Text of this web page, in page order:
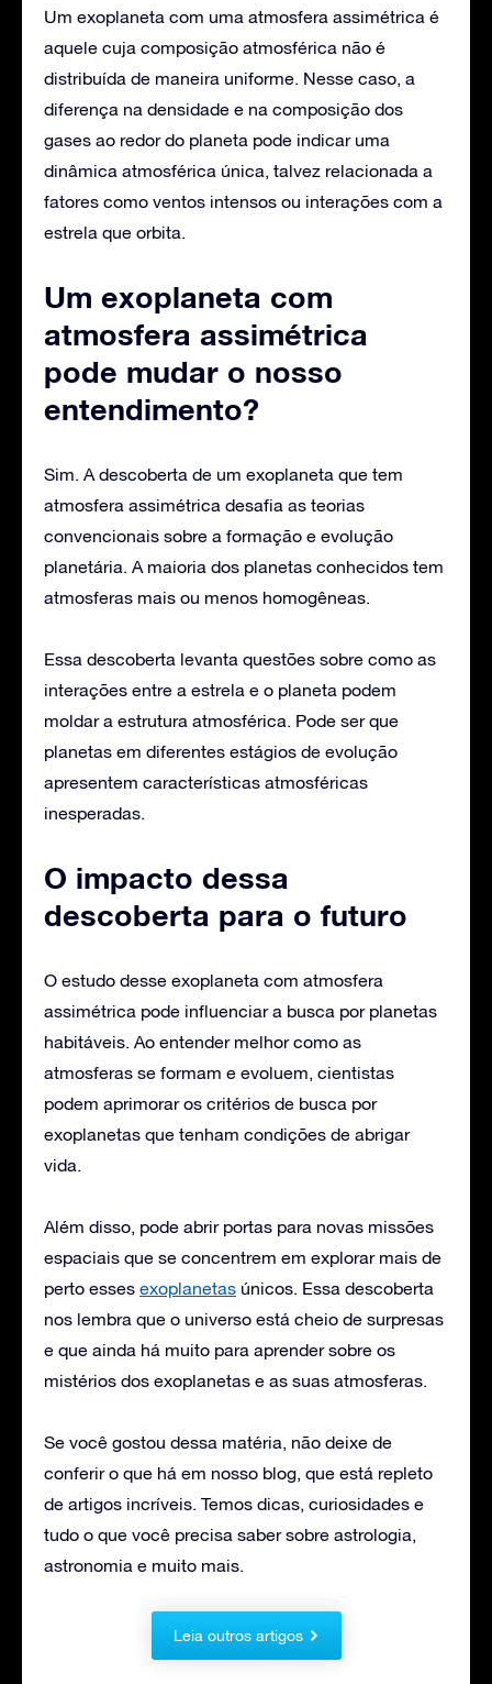
Um exoplaneta com uma atmosfera assimétrica é
aquele cuja composição atmosférica não é
distribuída de maneira uniforme. Nesse caso, a
diferença na densidade e na composição dos
gases ao redor do planeta pode indicar uma
dinâmica atmosférica única, talvez relacionada a
fatores como ventos intensos ou interações com a
estrela que orbita.
Um exoplaneta com
atmosfera assimétrica
pode mudar o nosso
entendimento?
Sim. A descoberta de um exoplaneta que tem
atmosfera assimétrica desafia as teorias
convencionais sobre a formação e evolução
planetária. A maioria dos planetas conhecidos tem
atmosferas mais ou menos homogêneas.
Essa descoberta levanta questões sobre como as
interações entre a estrela e o planeta podem
moldar a estrutura atmosférica. Pode ser que
planetas em diferentes estágios de evolução
apresentem características atmosféricas
inesperadas.
O impacto dessa
descoberta para o futuro
O estudo desse exoplaneta com atmosfera
assimétrica pode influenciar a busca por planetas
habitáveis. Ao entender melhor como as
atmosferas se formam e evoluem, cientistas
podem aprimorar os critérios de busca por
exoplanetas que tenham condições de abrigar
vida.
Além disso, pode abrir portas para novas missões
espaciais que se concentrem em explorar mais de
perto esses exoplanetas únicos. Essa descoberta
nos lembra que o universo está cheio de surpresas
e que ainda há muito para aprender sobre os
mistérios dos exoplanetas e as suas atmosferas.
Se você gostou dessa matéria, não deixe de
conferir o que há em nosso blog, que está repleto
de artigos incríveis. Temos dicas, curiosidades e
tudo o que você precisa saber sobre astrologia,
astronomia e muito mais.
Leia outros artigos